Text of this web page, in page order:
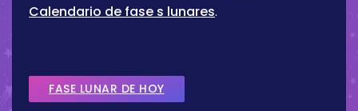
Calendario de fase s lunares.
FASE LUNAR DE HOY